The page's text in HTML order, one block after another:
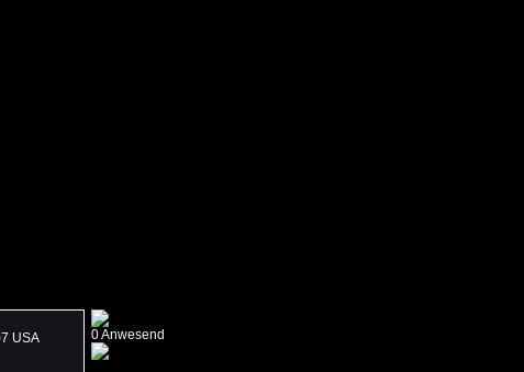
USA 0 Anwesend